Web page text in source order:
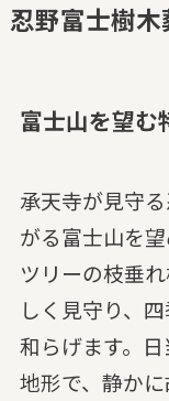
忍野富士樹
富士山を望む
承天寺が見守
がる富士山を
ツリーの枝垂
しく見守り、
和らげます。
地形で、静か